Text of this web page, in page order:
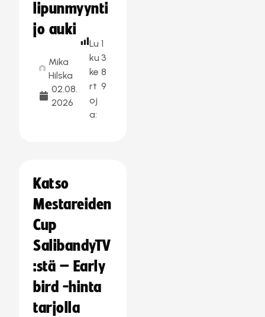
lipunmyynti
jo auki
Mika
Hilska
02.08.
2026
Lu
ku
ke
rt
oj
a:
1
3
8
9
Katso
Mestareiden
Cup
SalibandyTV
:stä – Early
bird -hinta
tarjolla